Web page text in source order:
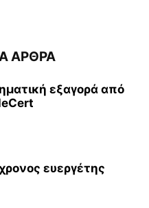
ΑΡΘΡΑ
εξαγορά από
ευεργέτης